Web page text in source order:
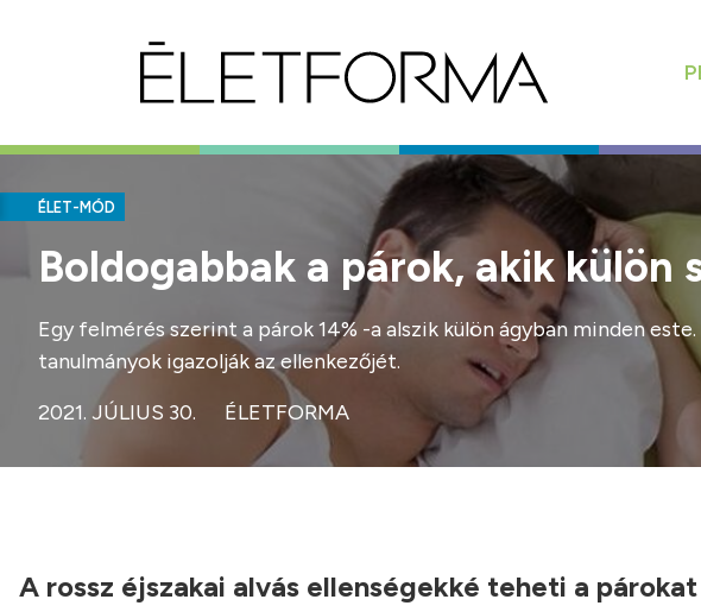
ÉLET-MÓD
Boldogabbak a párok, akik külön
Egy felmérés szerint a párok 14% -a alszik külön ágyban minden
tanulmányok igazolják az ellenkezőjét.
2021. JÚLIUS 30.
ÉLETFORMA
A rossz éjszakai alvás ellenségekké teheti a párokat